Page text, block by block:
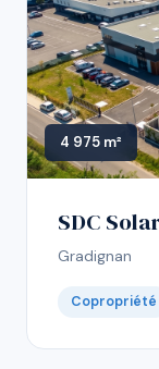
4 975 m²
SDC
Gradignan
Copropriété